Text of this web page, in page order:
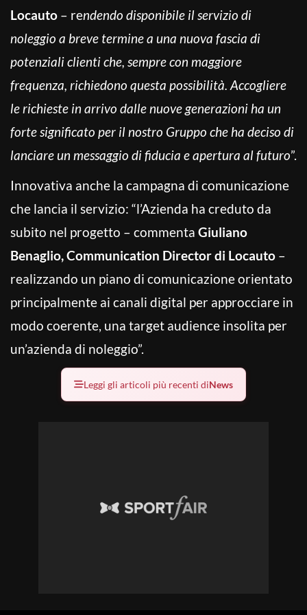
Locauto – rendendo disponibile il servizio di
noleggio a breve termine a una nuova fascia di
potenziali clienti che, sempre con maggiore
frequenza, richiedono questa possibilità. Accogliere
le richieste in arrivo dalle nuove generazioni ha un
forte significato per il nostro Gruppo che ha deciso di
lanciare un messaggio di fiducia e apertura al futuro”.
Innovativa anche la campagna di comunicazione
che lancia il servizio: “l’Azienda ha creduto da
subito nel progetto – commenta Giuliano
Benaglio, Communication Director di Locauto –
realizzando un piano di comunicazione orientato
principalmente ai canali digital per approcciare in
modo coerente, una target audience insolita per
un’azienda di noleggio”.
Leggi gli articoli più recenti diNews